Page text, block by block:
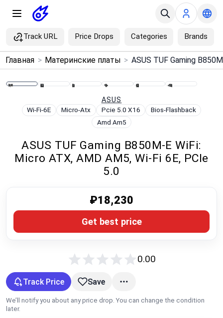
Track URL Price Drops Categories Brands
Menu ×
Price Drops
Global Price Tracker
Compare
Главная > Материнские платы >
ASUS
Wi-Fi-6E Micro-Atx Pcie 5.0 X16
Bios-Flashback
Amd Am5
ASUS TUF Gaming B850M-E WiFi:
Micro ATX, AMD AM5, Wi-Fi 6E, PCIe
5.0
0.00
₽18,230
Get best price
Track Price Save
We’ll notify you about any price drop. You can change the condition
later.